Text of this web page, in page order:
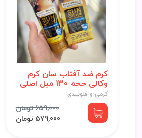
کرم ضد آفتاب سان کرم
وکالی حجم 130 میل اصلی
کرمی و فلوییدی
659,000 تومان
579,000 تومان